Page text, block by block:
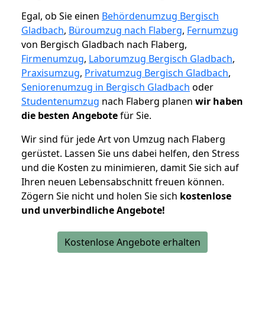
Egal, ob Sie einen Behördenumzug Bergisch
Gladbach, Büroumzug nach Flaberg, Fernumzug
von Bergisch Gladbach nach Flaberg,
Firmenumzug, Laborumzug Bergisch Gladbach,
Praxisumzug, Privatumzug Bergisch Gladbach,
Seniorenumzug in Bergisch Gladbach oder
Studentenumzug nach Flaberg planen wir haben
die besten Angebotefür Sie.
Wir sind für jede Art von Umzug nach Flaberg
gerüstet. Lassen Sie uns dabei helfen, den Stress
und die Kosten zu minimieren, damit Sie sich auf
Ihren neuen Lebensabschnitt freuen können.
Zögern Sie nicht und holen Sie sich kostenlose
und unverbindliche Angebote!
Kostenlose Angebote erhalten